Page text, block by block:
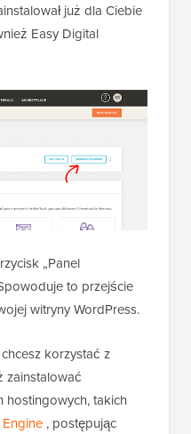
już dla Ciebie
Easy Digital
„Panel
to przejście
witryny WordPress.
korzystać z
zainstalować
hostingowych, takich
, postępując